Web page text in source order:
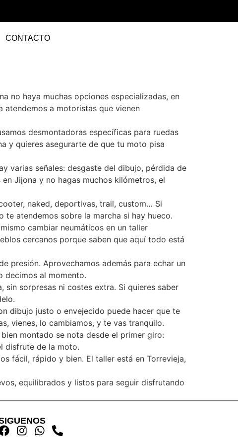
CONTACTO
no haya muchas opciones especializadas, en
atendemos a motoristas que vienen
desmontadoras específicas para ruedas
y quieres asegurarte de que tu moto pisa
varias señales: desgaste del dibujo, pérdida de
Jijona y no hagas muchos kilómetros, el
naked, deportivas, trail, custom… Si
atendemos sobre la marcha si hay hueco.
cambiar neumáticos en un taller
cercanos porque saben que aquí todo está
presión. Aprovechamos además para echar un
decimos al momento.
sorpresas ni costes extra. Si quieres saber
dibujo justo o envejecido puede hacer que te
vienes, lo cambiamos, y te vas tranquilo.
montado se nota desde el primer giro:
disfrute de la moto.
fácil, rápido y bien. El taller está en Torrevieja,
equilibrados y listos para seguir disfrutando